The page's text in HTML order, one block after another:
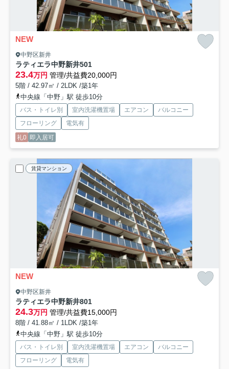
NEW
中野区新井
ラティエラ中野新井501
23.4万円 管理/共益費20,000円
5階 / 42.97㎡ / 2LDK /築1年
中央線「中野」駅 徒歩10分
バス・トイレ別 室内洗濯機置場 エアコン
バルコニー
フローリング
電気有
礼0 即入居可
賃貸マンション
NEW
中野区新井
ラティエラ中野新井801
24.3万円 管理/共益費15,000円
8階 / 41.88㎡ / 1LDK /築1年
中央線「中野」駅 徒歩10分
バス・トイレ別 室内洗濯機置場 エアコン
バルコニー
フローリング
電気有